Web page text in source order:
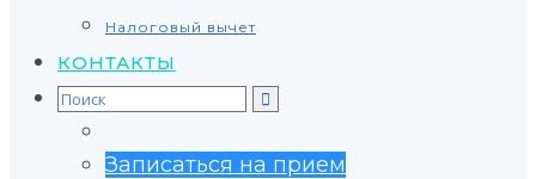
Налоговый вычет
КОНТАКТЫ
Search
for:
Записаться на прием